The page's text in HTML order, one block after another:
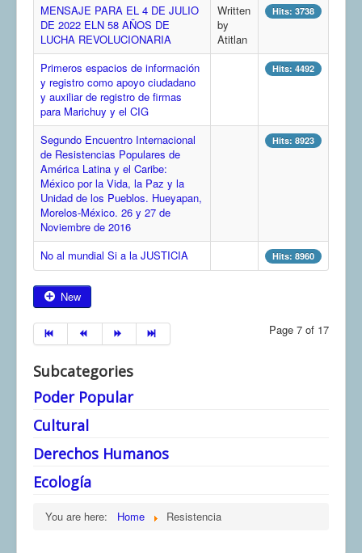
MENSAJE PARA EL 4 DE JULIO
DE 2022 ELN 58 AÑOS DE
LUCHA REVOLUCIONARIA
Written
by
Atitlan
Hits: 3738
Primeros espacios de información
y registro como apoyo ciudadano
y auxiliar de registro de firmas
para Marichuy y el CIG
Hits: 4492
Segundo Encuentro Internacional
de Resistencias Populares de
América Latina y el Caribe:
México por la Vida, la Paz y la
Unidad de los Pueblos. Hueyapan,
Morelos-México. 26 y 27 de
Noviembre de 2016
Hits: 8923
No al mundial Si a la JUSTICIA Hits: 8960
New
Page 7 of 17
Subcategories
Poder Popular
Cultural
Derechos Humanos
Ecología
You are here: Home Resistencia